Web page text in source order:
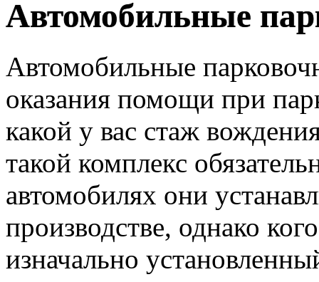
Автомобильные
Автомобильные
оказания помощи при
какой у вас стаж
такой комплекс
автомобилях они
производстве, однако
изначально